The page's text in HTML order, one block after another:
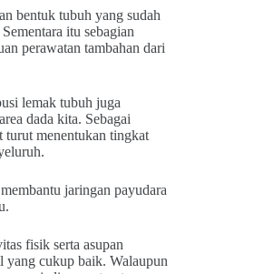
bentuk tubuh yang sudah
itu sebagian
perawatan tambahan dari
lemak tubuh juga
dada kita. Sebagai
turut menentukan tingkat
jaringan payudara
fisik serta asupan
yang cukup baik. Walaupun